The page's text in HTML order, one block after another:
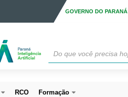
GOVERNO DO PARANÁ
RCO Formação